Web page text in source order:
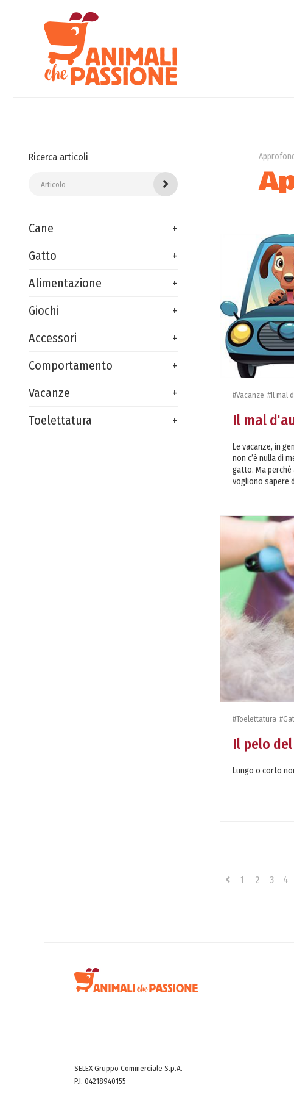
Ricerca articoli
Cane
Gatto
Alimentazione
Giochi
Accessori
Comportamento
Vacanze
Toelettatura
#Vacanze #Il mal
Il mal
Le vacanze, in
non c’è nulla di
gatto. Ma perché
vogliono sapere
#Toelettatura
Il pelo
Lungo o corto
1 2 3 4
SELEX Gruppo Commerciale S.p.A.
P.I. 04218940155